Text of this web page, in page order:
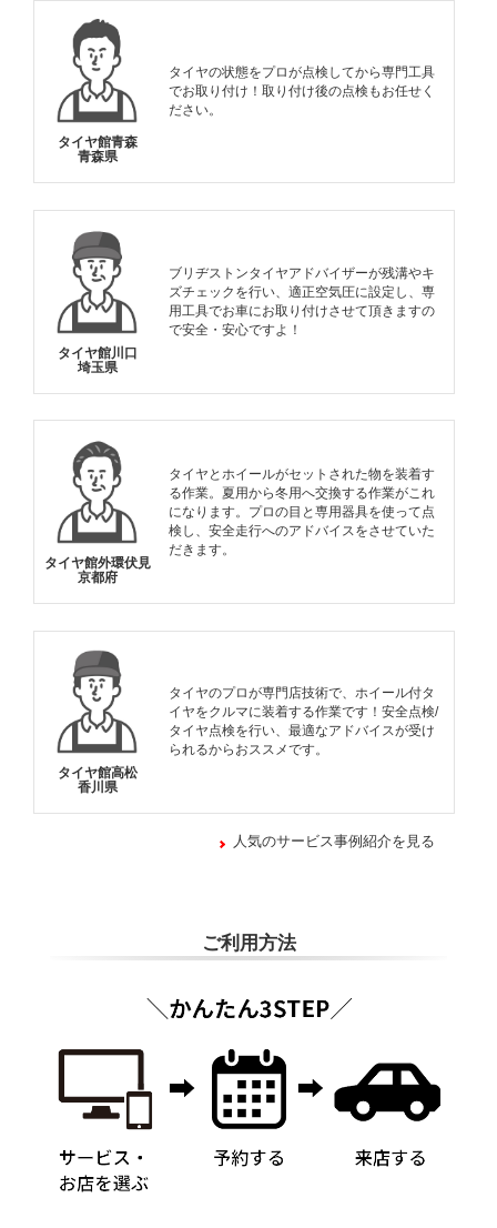
タイヤ館青森
青森県
タイヤの状態をプロが点検してから専門工具
でお取り付け！取り付け後の点検もお任せく
ださい。
タイヤ館川口
埼玉県
ブリヂストンタイヤアドバイザーが残溝やキ
ズチェックを行い、適正空気圧に設定し、専
用工具でお車にお取り付けさせて頂きますの
で安全・安心ですよ！
タイヤ館外環伏見
京都府
タイヤとホイールがセットされた物を装着す
る作業。夏用から冬用へ交換する作業がこれ
になります。プロの目と専用器具を使って点
検し、安全走行へのアドバイスをさせていた
だきます。
タイヤ館高松
香川県
タイヤのプロが専門店技術で、ホイール付タ
イヤをクルマに装着する作業です！安全点検/
タイヤ点検を行い、最適なアドバイスが受け
られるからおススメです。
人気のサービス事例紹介を見る
ご利用方法